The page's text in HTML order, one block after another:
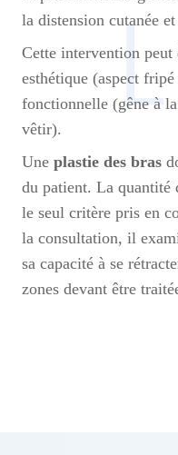
la distension cutanée
Cette intervention peut
esthétique (aspect
fonctionnelle (gêne à
vêtir).
Une plastie des bras
du patient. La quantité
le seul critère pris en
la consultation, il
sa capacité à se
zones devant être